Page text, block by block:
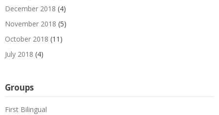
December 2018 (4)
November 2018 (5)
October 2018 (11)
July 2018 (4)
Groups
First Bilingual